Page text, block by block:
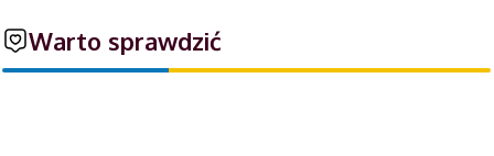
Warto sprawdzić